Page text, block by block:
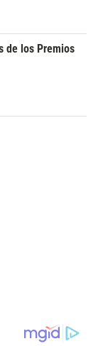
de los Premios